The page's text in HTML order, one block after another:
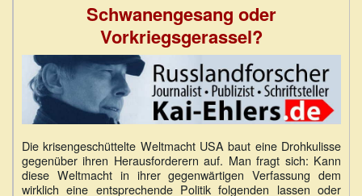
Schwanengesang oder
Vorkriegsgerassel?
Die krisengeschüttelte Weltmacht USA baut eine Drohkulisse
gegenüber ihren Herausforderern auf. Man fragt sich: Kann
diese Weltmacht in ihrer gegenwärtigen Verfassung dem
wirklich eine entsprechende Politik folgenden lassen oder